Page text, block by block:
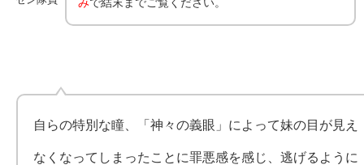
みで結末までご覧ください。
自らの特別な瞳、「神々の義眼」によって妹の目が見え
なくなってしまったことに罪悪感を感じ、逃げるように